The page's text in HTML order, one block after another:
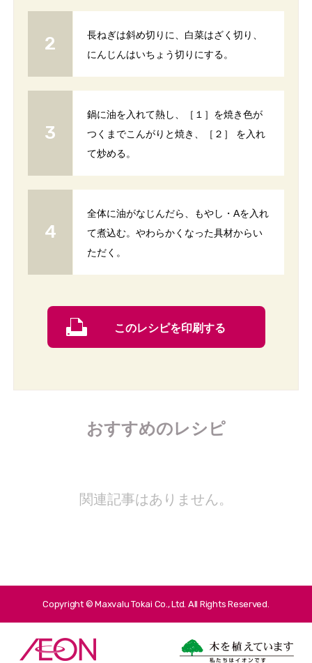
長ねぎは斜め切りに、白菜はざく切り、
にんじんはいちょう切りにする。
鍋に油を入れて熱し、［１］を焼き色が
つくまでこんがりと焼き、［２］ を入れ
て炒める。
全体に油がなじんだら、もやし・Aを入れ
て煮込む。やわらかくなった具材からい
ただく。
このレシピを印刷する
おすすめのレシピ
関連記事はありません。
Copyright © Maxvalu Tokai Co., Ltd. All Rights Reserved.